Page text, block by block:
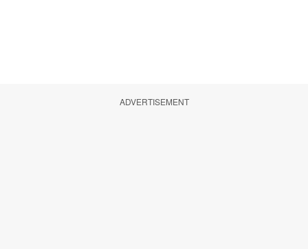
ADVERTISEMENT